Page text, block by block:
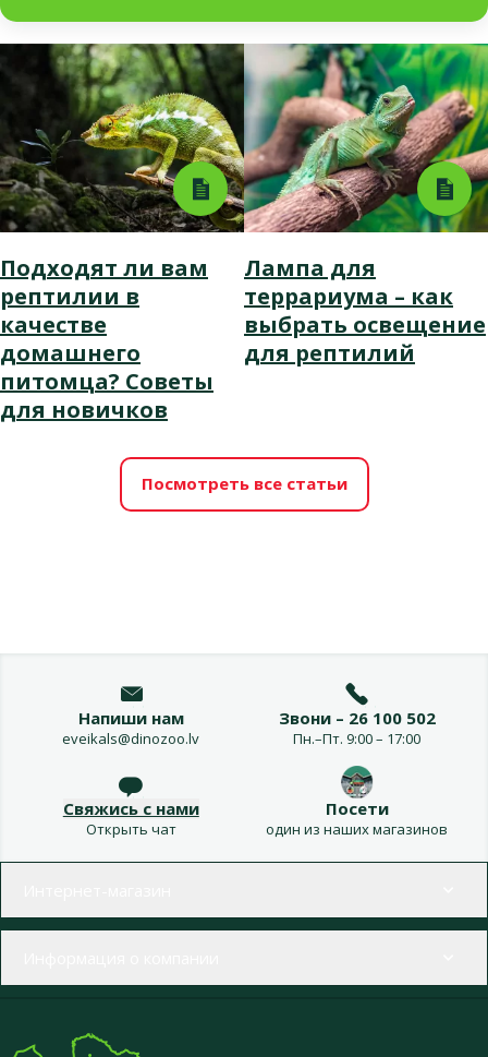
Подходят ли вам
рептилии в
качестве
домашнего
питомца? Советы
для новичков
Лампа для
террариума – как
выбрать освещение
для рептилий
Посмотреть все статьи
Напиши нам
eveikals@dinozoo.lv
Звони – 26 100 502
Пн.–Пт. 9:00 – 17:00
Свяжись с нами
Открыть чат
Посети
один из наших магазинов